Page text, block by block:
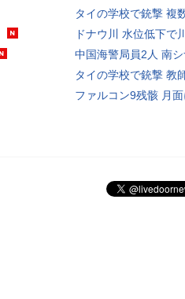
タイの学校で銃撃 複
ドナウ川 水位低下で
中国海警局員2人 南
タイの学校で銃撃 教
ファルコン9残骸 月